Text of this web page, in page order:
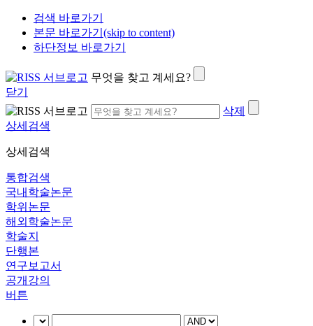
검색 바로가기
본문 바로가기(skip to content)
하단정보 바로가기
무엇을 찾고 계세요?
닫기
삭제
상세검색
상세검색
통합검색
국내학술논문
학위논문
해외학술논문
학술지
단행본
연구보고서
공개강의
버튼